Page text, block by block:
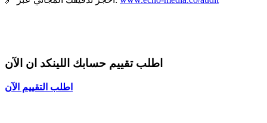
اطلب تقييم حسابك اللينكد ان الآن
اطلب التقييم الآن